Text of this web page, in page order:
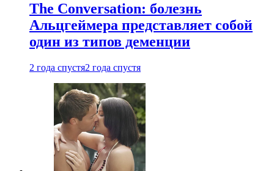
The Conversation: болезнь
Альцгеймера представляет собой
один из типов деменции
2 года спустя2 года спустя